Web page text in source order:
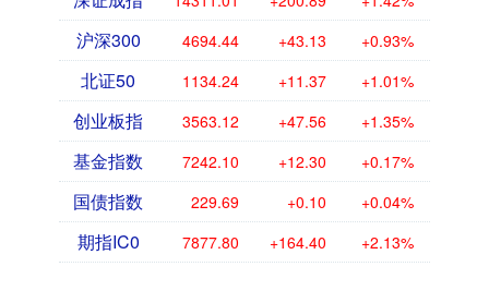
沪深300 4694.44 +43.13 +0.93%
北证50 1134.24 +11.37 +1.01%
创业板指 3563.12 +47.56 +1.35%
基金指数 7242.10 +12.30 +0.17%
国债指数 229.69 +0.10 +0.04%
期指IC0 7877.80 +164.40 +2.13%